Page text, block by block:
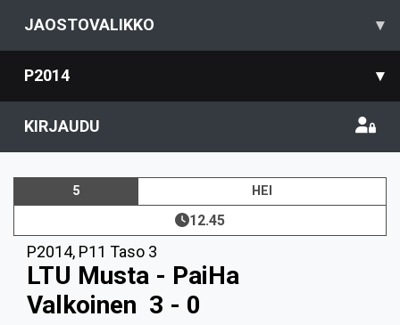
JAOSTOVALIKKO ▾
P2014 ▾
KIRJAUDU
5 HEI
12.45
P2014, P11 Taso 3
LTU Musta - PaiHa
Valkoinen 3 - 0